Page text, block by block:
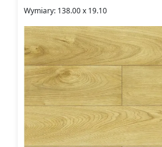
Wymiary: 138.00 x 19.10